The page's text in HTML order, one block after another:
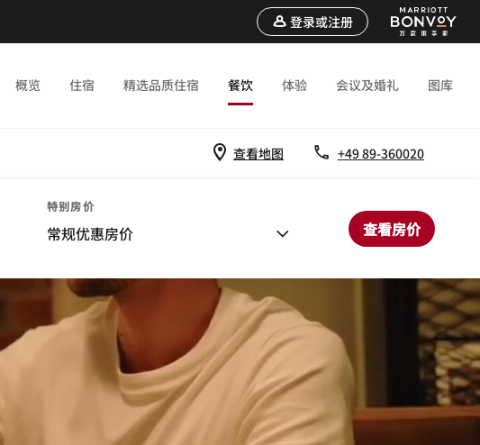
登录或注册
概览 住宿 精选品质住宿 餐饮 体验 会议及婚礼 图库
查看地图 +49 89-360020
特别房价
常规优惠房价 查看房价